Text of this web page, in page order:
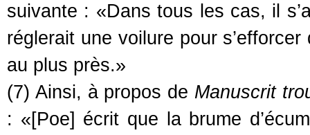
suivante : «Dans tous les cas, il
réglerait une voilure pour
au plus près.»
(7) Ainsi, à propos de Manuscrit
: «[Poe] écrit que la brume